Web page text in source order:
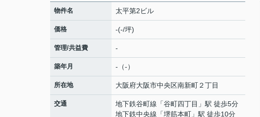
物件名 太平第2ビル
価格 -(-/坪)
管理/共益費 -
築年月 -（-）
所在地 大阪府大阪市中央区南新町２丁目
交通 地下鉄谷町線 「谷町四丁目 」駅 徒歩5分
地下鉄中央線 「堺筋本町 」駅 徒歩10分